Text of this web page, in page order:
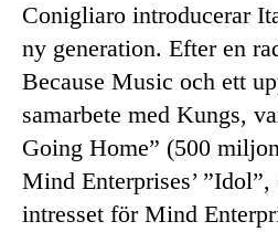
Conigliaro introducerar
ny generation. Efter en
Because Music och ett
samarbete med Kungs,
Going Home” (500
Mind Enterprises’ ”Idol”,
intresset för Mind